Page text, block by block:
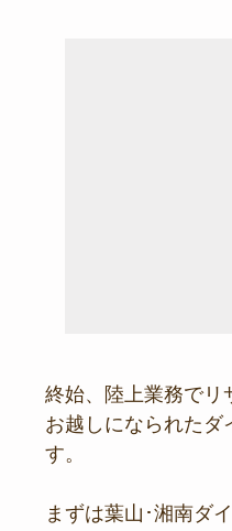
終始、陸上業務でリ
お越しになられたダ
す。
まずは葉山･湘南ダ